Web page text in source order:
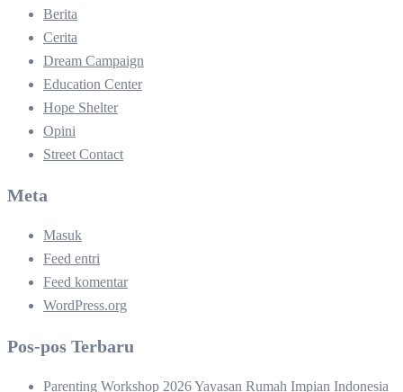
Berita
Cerita
Dream Campaign
Education Center
Hope Shelter
Opini
Street Contact
Meta
Masuk
Feed entri
Feed komentar
WordPress.org
Pos-pos Terbaru
Parenting Workshop 2026 Yayasan Rumah Impian Indonesia